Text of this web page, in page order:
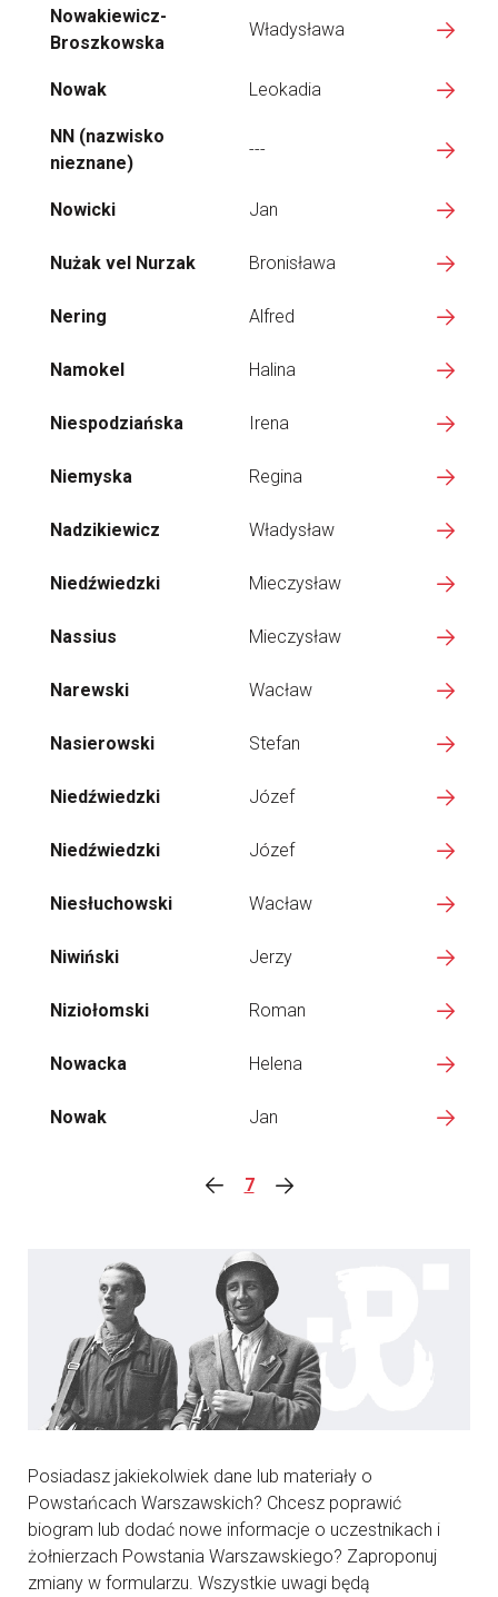
Nowakiewicz-
Broszkowska
Władysława
Nowak Leokadia
NN (nazwisko
nieznane)
---
Nowicki Jan
Nużak vel Nurzak Bronisława
Nering Alfred
Namokel Halina
Niespodziańska Irena
Niemyska Regina
Nadzikiewicz Władysław
Niedźwiedzki Mieczysław
Nassius Mieczysław
Narewski Wacław
Nasierowski Stefan
Niedźwiedzki Józef
Niedźwiedzki Józef
Niesłuchowski Wacław
Niwiński Jerzy
Niziołomski Roman
Nowacka Helena
Nowak Jan
7
Posiadasz jakiekolwiek dane lub materiały o
Powstańcach Warszawskich? Chcesz poprawić
biogram lub dodać nowe informacje o uczestnikach i
żołnierzach Powstania Warszawskiego? Zaproponuj
zmiany w formularzu. Wszystkie uwagi będą